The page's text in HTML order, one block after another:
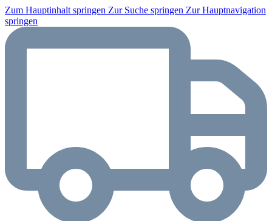
Zum Hauptinhalt springen Zur Suche springen Zur Hauptnavigation
springen